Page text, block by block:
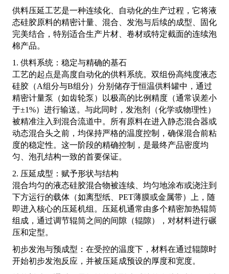
供料压延工艺是一种连续化、自动化的生产过程，它将液
态硅胶原料的精密计量、混合、发泡与后续的成型、固化
完美结合，特别适合生产片材、卷材或特定截面的连续泡
棉产品。
1. 供料系统：稳定与精确的基石
工艺的起点是高度自动化的供料系统。双组份高纯度液态
硅胶（A组分与B组分）分别储存于恒温供料罐中，通过
精密计量泵（如齿轮泵）以极高的比例精度（通常误差小
于±1%）进行输送。与此同时，发泡剂（化学或物理性）
被精准注入到混合流道中。所有原料在进入静态混合器或
动态混合头之前，均保持严格的温度控制，确保混合前粘
度的稳定性。这一阶段的精确控制，是最终产品密度均
匀、泡孔结构一致的首要保证。
2. 压延成型：赋予形状与结构
混合均匀的液态硅胶混合物被连续、均匀地涂布或浇注到
下方运行的载体（如离型纸、PET薄膜或金属带）上，随
即进入核心的压延机组。压延机通常由多个精密加热辊筒
组成，通过调节辊筒之间的间隙（辊隙），对材料进行碾
压和定型。
初步发泡与预成型：在受控的温度下，材料在通过辊隙时
开始初步发泡反应，并被压延成预设的厚度和宽度。